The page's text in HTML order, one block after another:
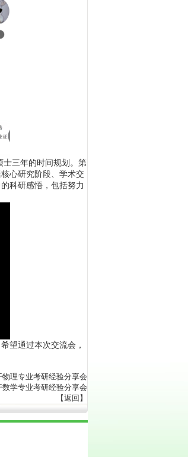
士三年的时间规划。第
心研究阶段、学术交
科研感悟，包括努力
望通过本次交流会，
理专业考研经验分享会
学专业考研经验分享会
【返回】